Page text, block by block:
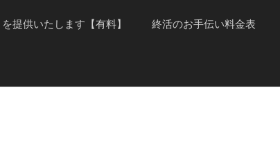
提供いたします【有料】 終活のお手伝い料金表